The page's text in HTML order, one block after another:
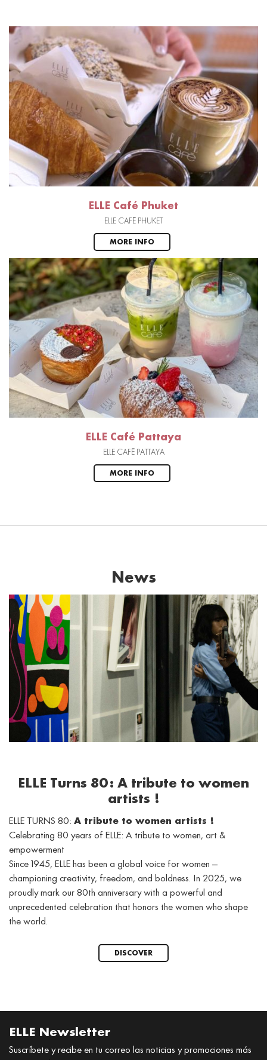
ELLE Café Phuket
ELLE CAFÉ PHUKET
MORE INFO
ELLE Café Pattaya
ELLE CAFÉ PATTAYA
MORE INFO
News
ELLE Turns 80: A tribute to women
artists !
ELLE TURNS 80: A tribute to women artists !
Celebrating 80 years of ELLE: A tribute to women, art &
empowerment
Since 1945, ELLE has been a global voice for women —
championing creativity, freedom, and boldness. In 2025, we
proudly mark our 80th anniversary with a powerful and
unprecedented celebration that honors the women who shape
the world.
DISCOVER
ELLE Newsletter
Suscríbete y recibe en tu correo las noticias y promociones más